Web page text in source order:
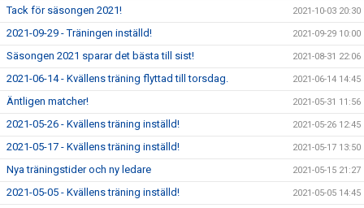
Tack för säsongen 2021! 2021-10-03 20:30
2021-09-29 - Träningen inställd! 2021-09-29 10:00
Säsongen 2021 sparar det bästa till sist! 2021-08-31 22:06
2021-06-14 - Kvällens träning flyttad till torsdag. 2021-06-14 14:45
Äntligen matcher! 2021-05-31 11:56
2021-05-26 - Kvällens träning inställd! 2021-05-26 12:45
2021-05-17 - Kvällens träning inställd! 2021-05-17 13:50
Nya träningstider och ny ledare 2021-05-15 21:27
2021-05-05 - Kvällens träning inställd! 2021-05-05 14:45